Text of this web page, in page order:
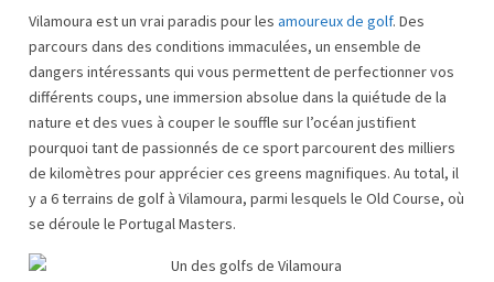
Vilamoura est un vrai paradis pour les amoureux de golf. Des
parcours dans des conditions immaculées, un ensemble de
dangers intéressants qui vous permettent de perfectionner vos
différents coups, une immersion absolue dans la quiétude de la
nature et des vues à couper le souffle sur l’océan justifient
pourquoi tant de passionnés de ce sport parcourent des milliers
de kilomètres pour apprécier ces greens magnifiques. Au total, il
y a 6 terrains de golf à Vilamoura, parmi lesquels le Old Course, où
se déroule le Portugal Masters.